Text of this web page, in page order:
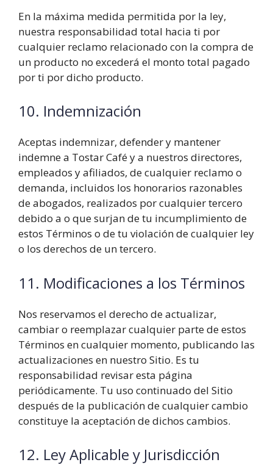
En la máxima medida permitida por la ley,
nuestra responsabilidad total hacia ti por
cualquier reclamo relacionado con la compra de
un producto no excederá el monto total pagado
por ti por dicho producto.
10. Indemnización
Aceptas indemnizar, defender y mantener
indemne a Tostar Café y a nuestros directores,
empleados y afiliados, de cualquier reclamo o
demanda, incluidos los honorarios razonables
de abogados, realizados por cualquier tercero
debido a o que surjan de tu incumplimiento de
estos Términos o de tu violación de cualquier ley
o los derechos de un tercero.
11. Modificaciones a los Términos
Nos reservamos el derecho de actualizar,
cambiar o reemplazar cualquier parte de estos
Términos en cualquier momento, publicando las
actualizaciones en nuestro Sitio. Es tu
responsabilidad revisar esta página
periódicamente. Tu uso continuado del Sitio
después de la publicación de cualquier cambio
constituye la aceptación de dichos cambios.
12. Ley Aplicable y Jurisdicción